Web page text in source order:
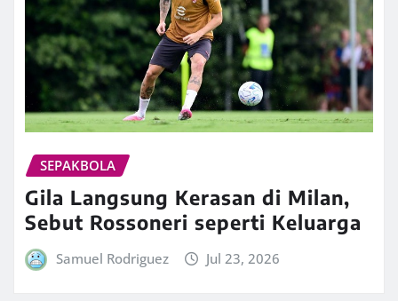
SEPAKBOLA
Gila Langsung Kerasan di Milan,
Sebut Rossoneri seperti Keluarga
Samuel Rodriguez Jul 23, 2026